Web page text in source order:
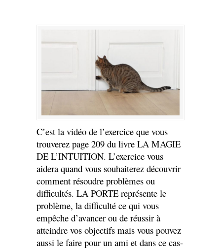
C’est la vidéo de l’exercice que vous
trouverez page 209 du livre LA MAGIE
DE L’INTUITION. L’exercice vous
aidera quand vous souhaiterez découvrir
comment résoudre problèmes ou
difficultés. LA PORTE représente le
problème, la difficulté ce qui vous
empêche d’avancer ou de réussir à
atteindre vos objectifs mais vous pouvez
aussi le faire pour un ami et dans ce cas-